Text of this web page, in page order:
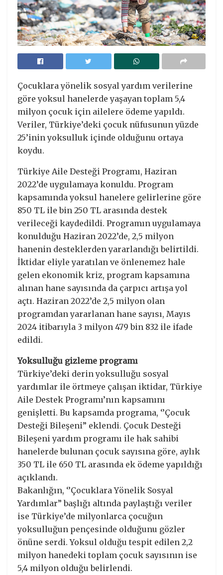
Çocuklara yönelik sosyal yardım verilerine
göre yoksul hanelerde yaşayan toplam 5,4
milyon çocuk için ailelere ödeme yapıldı.
Veriler, Türkiye’deki çocuk nüfusunun yüzde
25’inin yoksulluk içinde olduğunu ortaya
koydu.
Türkiye Aile Desteği Programı, Haziran
2022’de uygulamaya konuldu. Program
kapsamında yoksul hanelere gelirlerine göre
850 TL ile bin 250 TL arasında destek
verileceği kaydedildi. Programın uygulamaya
konulduğu Haziran 2022’de, 2,5 milyon
hanenin desteklerden yararlandığı belirtildi.
İktidar eliyle yaratılan ve önlenemez hale
gelen ekonomik kriz, program kapsamına
alınan hane sayısında da çarpıcı artışa yol
açtı. Haziran 2022’de 2,5 milyon olan
programdan yararlanan hane sayısı, Mayıs
2024 itibarıyla 3 milyon 479 bin 832 ile ifade
edildi.
Yoksulluğu gizleme programı
Türkiye’deki derin yoksulluğu sosyal
yardımlar ile örtmeye çalışan iktidar, Türkiye
Aile Destek Programı’nın kapsamını
genişletti. Bu kapsamda programa, ‘’Çocuk
Desteği Bileşeni” eklendi. Çocuk Desteği
Bileşeni yardım programı ile hak sahibi
hanelerde bulunan çocuk sayısına göre, aylık
350 TL ile 650 TL arasında ek ödeme yapıldığı
açıklandı.
Bakanlığın, ‘’Çocuklara Yönelik Sosyal
Yardımlar” başlığı altında paylaştığı veriler
ise Türkiye’de milyonlarca çocuğun
yoksulluğun pençesinde olduğunu gözler
önüne serdi. Yoksul olduğu tespit edilen 2,2
milyon hanedeki toplam çocuk sayısının ise
5,4 milyon olduğu belirlendi.